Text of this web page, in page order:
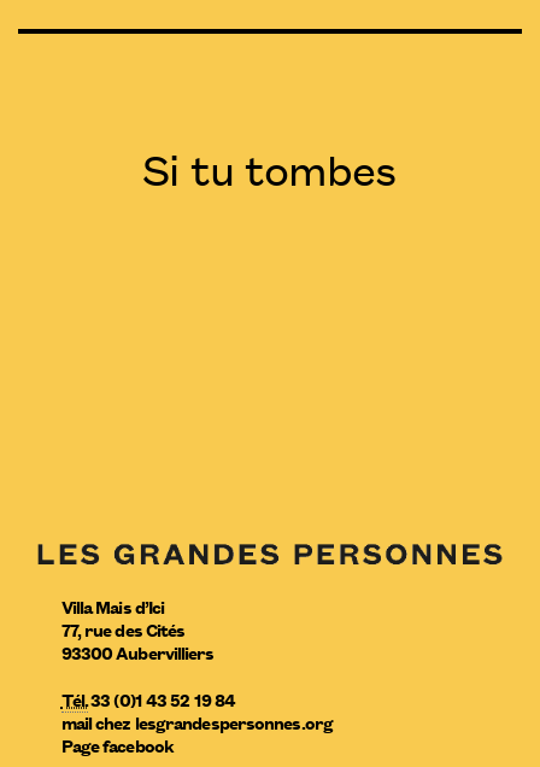
Si tu tombes
Villa Mais d’Ici
77, rue des Cités
93300Aubervilliers
Tél.33 (0)1 43 52 19 84
mailchez lesgrandespersonnes.org
Page facebook